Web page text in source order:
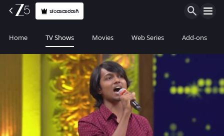
ಚಂದಾದಾರರಾಗಿ
Home TV Shows Movies Web Series Add-ons